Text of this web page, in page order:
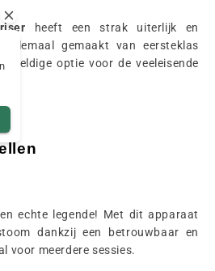
heeft een strak uiterlijk en
allemaal gemaakt van eersteklas
optie voor de veeleisende
echte legende! Met dit apparaat
dankzij een betrouwbaar en
voor meerdere sessies.